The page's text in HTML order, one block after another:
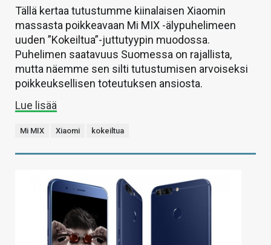
Tällä kertaa tutustumme kiinalaisen Xiaomin
massasta poikkeavaan Mi MIX -älypuhelimeen
uuden ”Kokeiltua”-juttutyypin muodossa.
Puhelimen saatavuus Suomessa on rajallista,
mutta näemme sen silti tutustumisen arvoiseksi
poikkeuksellisen toteutuksen ansiosta.
Lue lisää
Mi MIX Xiaomi kokeiltua